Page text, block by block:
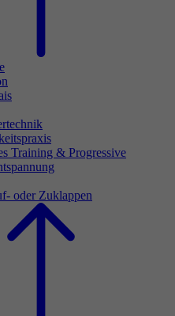
Training & Progressive
oder Zuklappen